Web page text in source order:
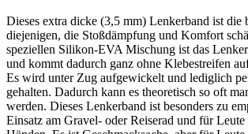
Menge
Dieses extra dicke (3,5 mm) Lenkerband ist die
diejenigen, die Stoßdämpfung und Komfort
speziellen Silikon-EVA Mischung ist das
und kommt dadurch ganz ohne Klebestreifen
Es wird unter Zug aufgewickelt und lediglich
gehalten. Dadurch kann es theoretisch so oft
werden. Dieses Lenkerband ist besonders zu
Einsatz am Gravel- oder Reiserad und für Leute